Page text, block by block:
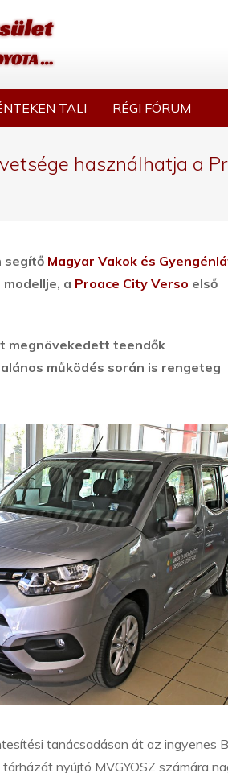
TALI RÉGI FÓRUM
használhatja a
segítő Magyar Vakok és
a Proace City Verso első
megnövekedett teendők
működés során is rengeteg
tanácsadáson át az ingyenes
nyújtó MVGYOSZ számára